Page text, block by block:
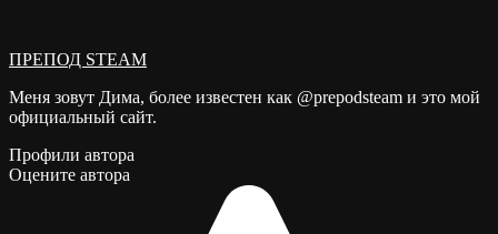
ПРЕПОД STEAM
Меня зовут Дима, более известен как @prepodsteam и это мой
официальный сайт.
Профили автора
Оцените автора